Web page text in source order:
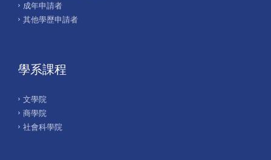
成年申請者
其他學歷申請者
學系課程
文學院
商學院
社會科學院